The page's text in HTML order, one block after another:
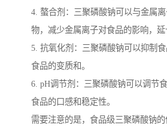
4. 螯合剂：三聚磷酸钠可以与金属
物，减少金属离子对食品的影响，延
5. 抗氧化剂：三聚磷酸钠可以抑制食
食品的变质和。
6. pH调节剂：三聚磷酸钠可以调节
食品的口感和稳定性。
需要注意的是，食品级三聚磷酸钠